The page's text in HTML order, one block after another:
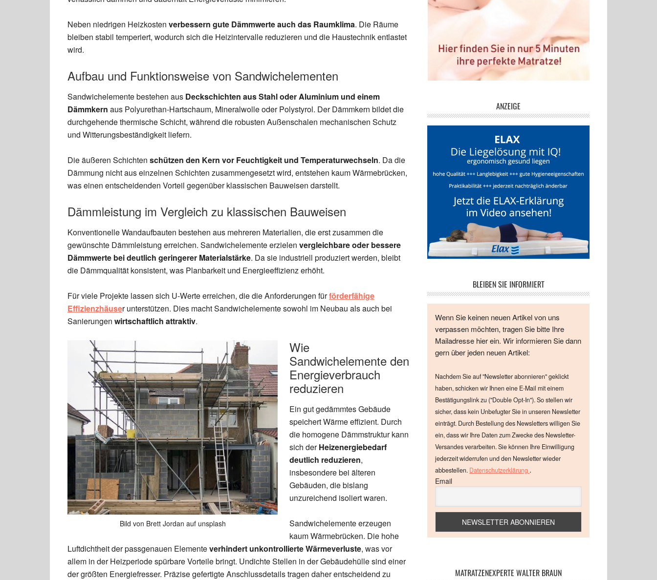
Neben niedrigen Heizkosten verbessern gute Dämmwerte auch das Raumklima. Die Räume
bleiben stabil temperiert, wodurch sich die Heizintervalle reduzieren und die Haustechnik entlastet
wird.
Aufbau und Funktionsweise von Sandwichelementen
Sandwichelemente bestehen aus Deckschichten aus Stahl oder Aluminium und einem
Dämmkern aus Polyurethan-Hartschaum, Mineralwolle oder Polystyrol. Der Dämmkern bildet die
durchgehende thermische Schicht, während die robusten Außenschalen mechanischen Schutz
und Witterungsbeständigkeit liefern.
Die äußeren Schichten schützen den Kern vor Feuchtigkeit und Temperaturwechseln. Da die
Dämmung nicht aus einzelnen Schichten zusammengesetzt wird, entstehen kaum Wärmebrücken,
was einen entscheidenden Vorteil gegenüber klassischen Bauweisen darstellt.
Dämmleistung im Vergleich zu klassischen Bauweisen
Konventionelle Wandaufbauten bestehen aus mehreren Materialien, die erst zusammen die
gewünschte Dämmleistung erreichen. Sandwichelemente erzielen vergleichbare oder bessere
Dämmwerte bei deutlich geringerer Materialstärke. Da sie industriell produziert werden, bleibt
die Dämmqualität konsistent, was Planbarkeit und Energieeffizienz erhöht.
Für viele Projekte lassen sich U-Werte erreichen, die die Anforderungen fürförderfähige
Effizienzhäuser unterstützen. Dies macht Sandwichelemente sowohl im Neubau als auch bei
Sanierungen wirtschaftlich attraktiv.
Bild von Brett Jordan auf unsplash
Wie
Sandwichelemente den
Energieverbrauch
reduzieren
Ein gut gedämmtes Gebäude
speichert Wärme effizient. Durch
die homogene Dämmstruktur kann
sich derHeizenergiebedarf
deutlich reduzieren,
insbesondere bei älteren
Gebäuden, die bislang
unzureichend isoliert waren.
Sandwichelemente erzeugen
kaum Wärmebrücken. Die hohe
Luftdichtheit der passgenauen Elementeverhindert unkontrollierte Wärmeverluste, was vor
allem in der Heizperiode spürbare Vorteile bringt. Undichte Stellen in der Gebäudehülle sind einer
der größten Energiefresser. Präzise gefertigte Anschlussdetails tragen daher entscheidend zu
ANZEIGE
BLEIBEN SIE INFORMIERT
Wenn Sie keinen neuen Artikel von uns
verpassen möchten, tragen Sie bitte Ihre
Mailadresse hier ein. Wir informieren Sie dann
gern über jeden neuen Artikel:
Nachdem Sie auf "Newsletter abonnieren" geklickt
haben, schicken wir Ihnen eine E-Mail mit einem
Bestätigungslink zu ("Double Opt-In"). So stellen wir
sicher, dass kein Unbefugter Sie in unseren Newsletter
einträgt. Durch Bestellung des Newsletters willigen Sie
ein, dass wir Ihre Daten zum Zwecke des Newsletter-
Versandes verarbeiten. Sie können Ihre Einwilligung
jederzeit widerrufen und den Newsletter wieder
abbestellen. Datenschutzerklärung .
Email
MATRATZENEXPERTE WALTER BRAUN